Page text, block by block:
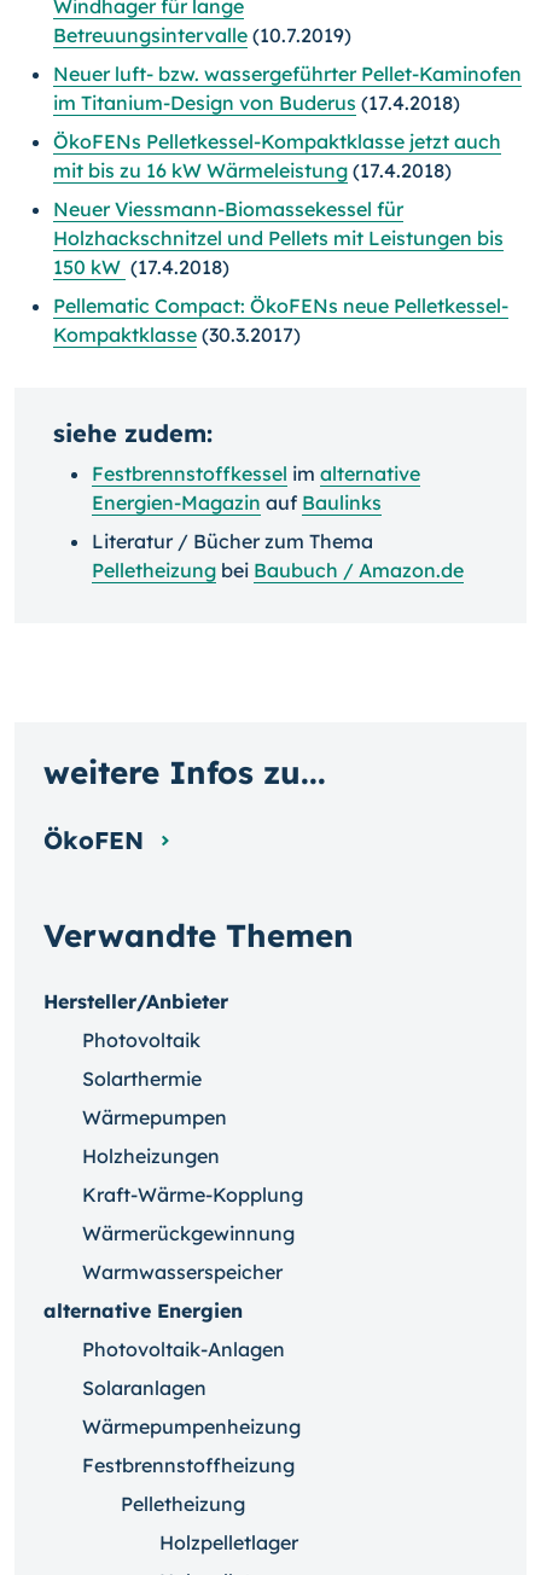
Windhager für lange
Betreuungsintervalle (10.7.2019)
Neuer luft- bzw. wassergeführter Pellet-Kaminofen
im Titanium-Design von Buderus (17.4.2018)
ÖkoFENs Pelletkessel-Kompaktklasse jetzt auch
mit bis zu 16 kW Wärmeleistung (17.4.2018)
Neuer Viessmann-Biomassekessel für
Holzhackschnitzel und Pellets mit Leistungen bis
150 kW (17.4.2018)
Pellematic Compact: ÖkoFENs neue Pelletkessel-
Kompaktklasse (30.3.2017)
siehe zudem:
Festbrennstoffkessel im alternative
Energien-Magazin auf Baulinks
Literatur / Bücher zum Thema
Pelletheizung bei Baubuch / Amazon.de
Verwandte Themen
Hersteller/Anbieter
Photovoltaik
Solarthermie
Wärmepumpen
Holzheizungen
Kraft-Wärme-Kopplung
Wärmerückgewinnung
Warmwasserspeicher
alternative Energien
Photovoltaik-Anlagen
Solaranlagen
Wärmepumpenheizung
Festbrennstoffheizung
Pelletheizung
Holzpelletlager
weitere Infos zu...
ÖkoFEN